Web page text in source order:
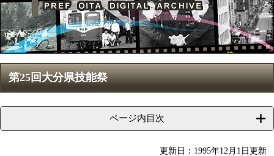
本
文第25回大分県技能祭
ページ内目次
更新日：1995年12月1日更新